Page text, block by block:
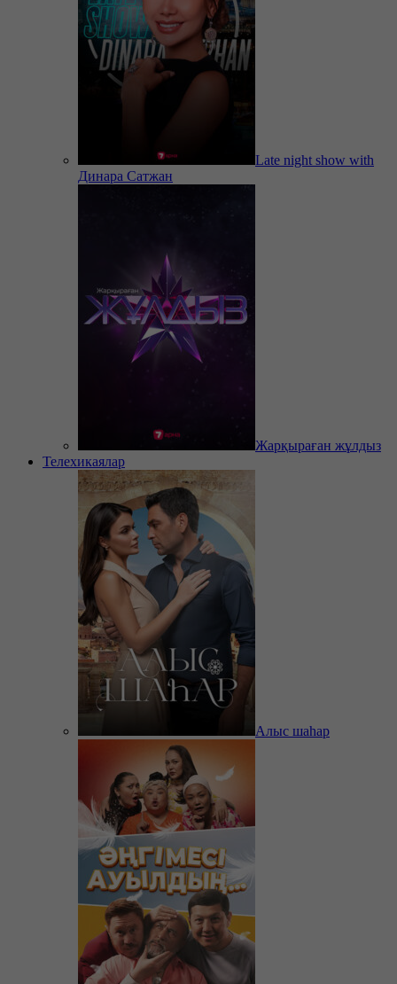
Late night show with
Динара Сатжан
Жарқыраған жұлдыз
Телехикаялар
Алыс шаһар